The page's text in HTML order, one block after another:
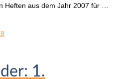
Heften aus dem Jahr 2007 für …
1.